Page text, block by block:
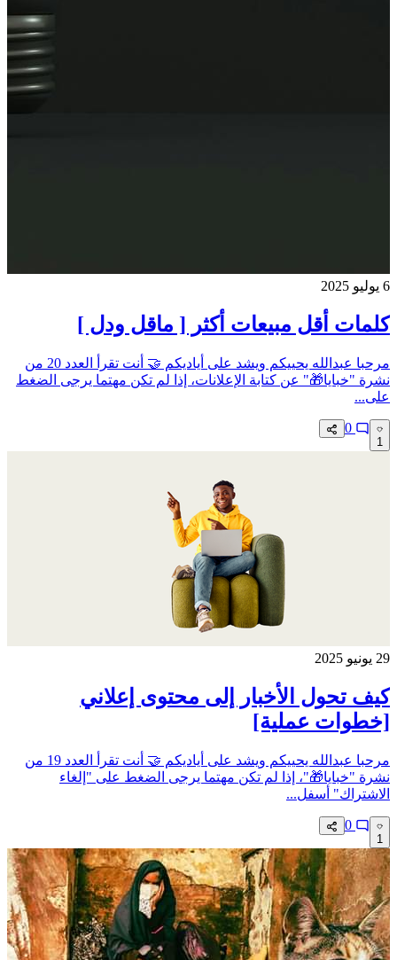
6 يوليو 2025
كلمات أقل مبيعات أكثر [ ماقل ودل ]
مرحبا عبدالله يحييكم ويشد على أياديكم 🤝 أنت تقرأ العدد 20 من
نشرة "خبايا🎁" عن كتابة الإعلانات، إذا لم تكن مهتما يرجى الضغط
على...
1
29 يونيو 2025
كيف تحول الأخبار إلى محتوى إعلاني
[خطوات عملية]
مرحبا عبدالله يحييكم ويشد على أياديكم 🤝 أنت تقرأ العدد 19 من
نشرة "خبايا🎁"، إذا لم تكن مهتما يرجى الضغط على "إلغاء
الاشتراك" أسفل...
1